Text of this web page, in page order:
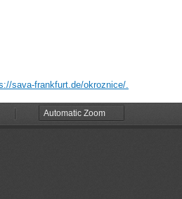
sava-frankfurt.de/okroznice/.